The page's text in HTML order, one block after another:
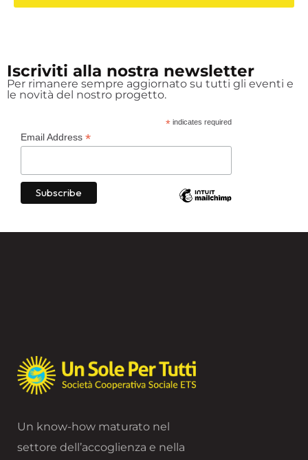
Iscriviti alla nostra newsletter
Per rimanere sempre aggiornato su tutti gli eventi e
le novità del nostro progetto.
* indicates required
Email Address *
Un know-how maturato nel
settore dell’accoglienza e nella